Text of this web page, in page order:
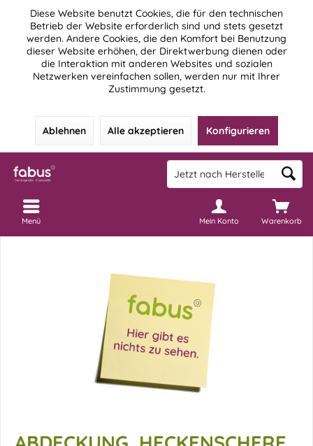
Diese Website benutzt Cookies, die für den technischen
Betrieb der Website erforderlich sind und stets gesetzt
werden. Andere Cookies, die den Komfort bei Benutzung
dieser Website erhöhen, der Direktwerbung dienen oder
die Interaktion mit anderen Websites und sozialen
Netzwerken vereinfachen sollen, werden nur mit Ihrer
Zustimmung gesetzt.
Ablehnen Alle akzeptieren Konfigurieren
Warenkorb
Mein Konto
Menü